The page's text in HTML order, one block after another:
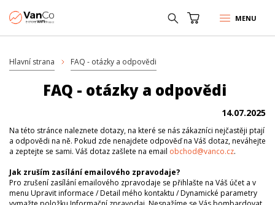
MENU
Hlavní strana FAQ - otázky a odpovědi
FAQ - otázky a odpovědi
14.07.2025
Na této stránce naleznete dotazy, na které se nás zákazníci nejčastěji ptají
a odpovědi na ně. Pokud zde nenajdete odpověď na Váš dotaz, neváhejte
a zeptejte se sami. Váš dotaz zašlete na email obchod@vanco.cz.
Jak zruším zasílání emailového zpravodaje?
Pro zrušení zasílání emailového zpravodaje se přihlašte na Váš účet a v
menu Upravit informace / Detail mého kontaktu / Dynamické parametry